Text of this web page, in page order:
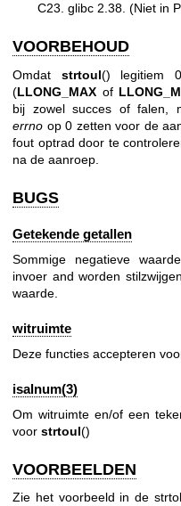
C23. glibc 2.38. (Niet in
VOORBEHOUD
Omdat strtoul() legitiem
(LLONG_MAX of
bij zowel succes of falen,
errno op 0 zetten voor de
fout optrad door te
na de aanroep.
BUGS
Getekende getallen
Sommige negatieve
invoer and worden
waarde.
witruimte
Deze functies accepteren
isalnum(3)
Om witruimte en/of een
voor strtoul()
VOORBEELDEN
Zie het voorbeeld in de